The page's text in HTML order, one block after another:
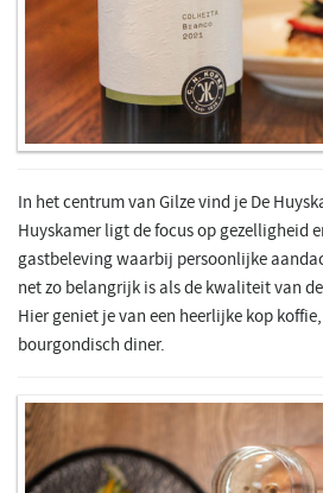
In het centrum van Gilze vind je De
Huyskamer ligt de focus op gezelligheid
gastbeleving waarbij persoonlijke
net zo belangrijk is als de kwaliteit van
Hier geniet je van een heerlijke kop
bourgondisch diner.